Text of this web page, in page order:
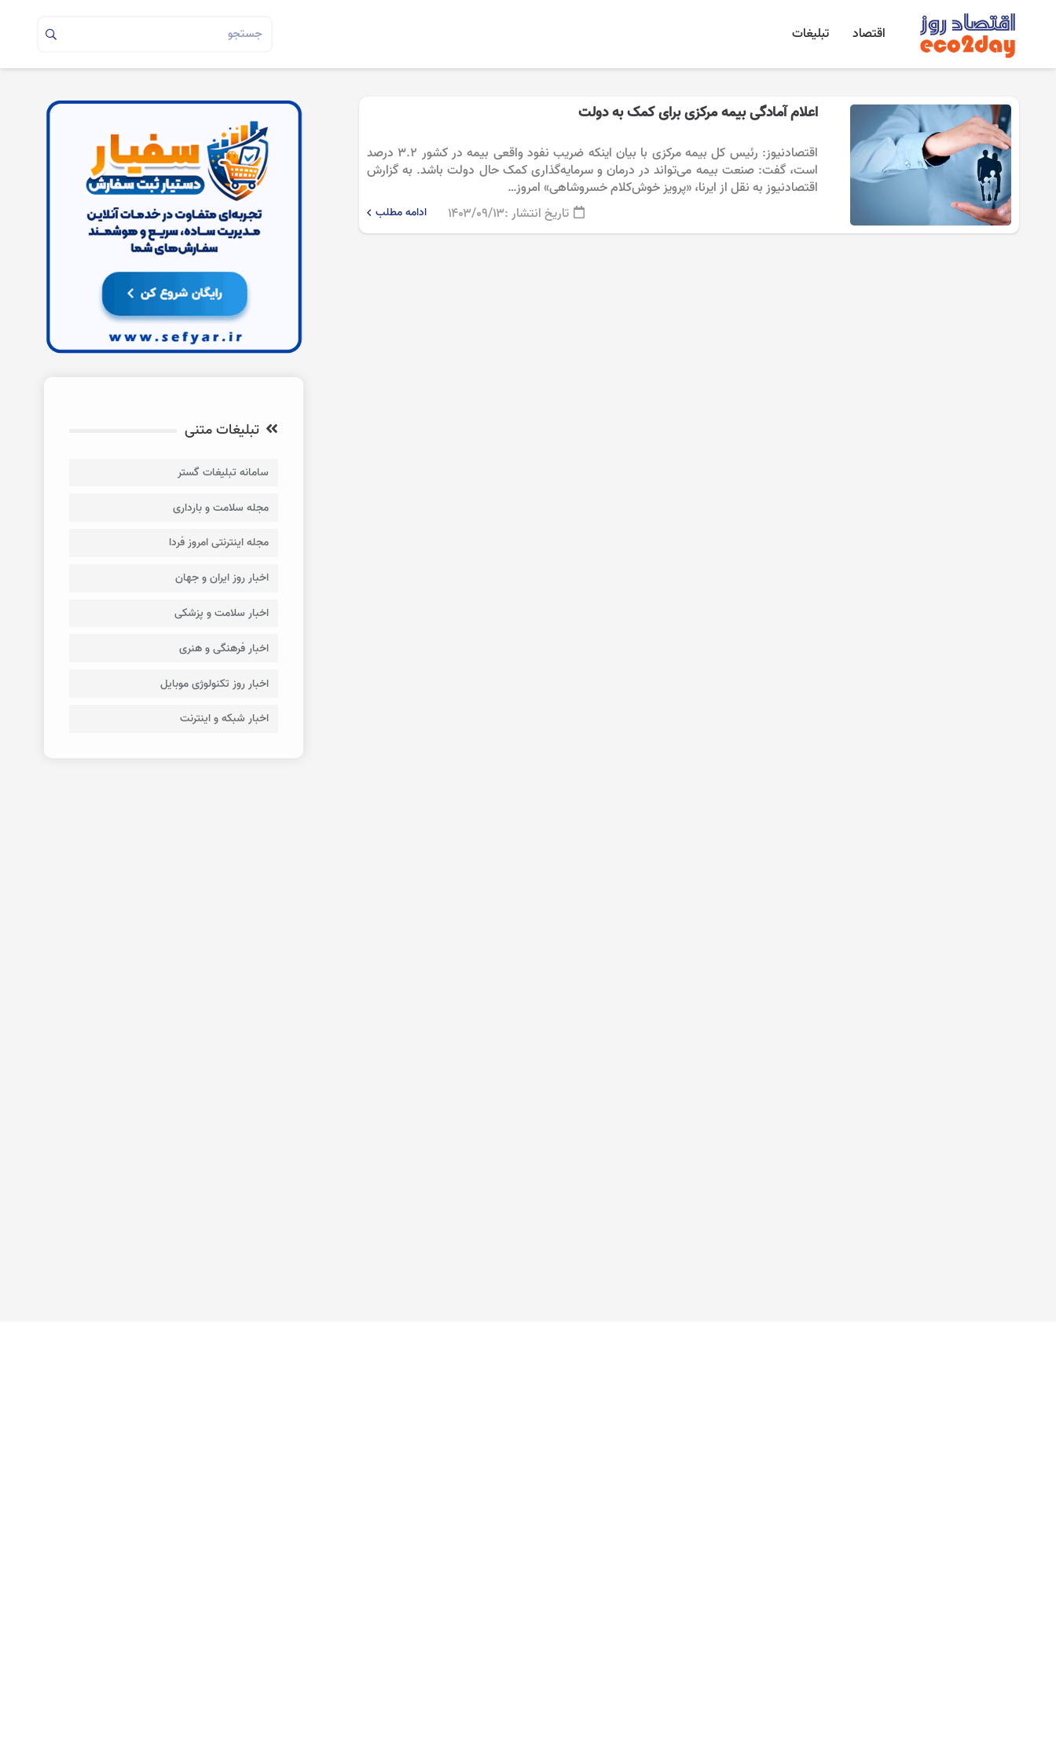
اقتصاد تبلیغات
اعلام آمادگی بیمه مرکزی برای کمک به دولت
اقتصادنیوز: رئیس‌ کل بیمه مرکزی با بیان اینکه ضریب نفود واقعی بیمه در کشور ۳.۲ درصد
است، گفت: صنعت بیمه می‌تواند در درمان و سرمایه‌گذاری کمک حال دولت باشد. به گزارش
اقتصادنیوز به نقل از ایرنا، «پرویز خوش‌کلام خسروشاهی» امروز…
تاریخ انتشار :۱۴۰۳/۰۹/۱۳ ادامه مطلب
تبلیغات متنی
سامانه تبلیغات گستر
مجله سلامت و بارداری
مجله اینترنتی امروز فردا
اخبار روز ایران و جهان
اخبار سلامت و پزشکی
اخبار فرهنگی و هنری
اخبار روز تکنولوژی موبایل
اخبار شبکه و اینترنت